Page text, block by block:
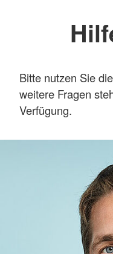
Bitte nutzen Sie die
weitere Fragen
Verfügung.